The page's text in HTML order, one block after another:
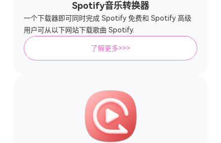
Spotify音乐转换器
一个下载器即可同时完成 Spotify 免费和 Spotify 高级
用户可从以下网站下载歌曲 Spotify.
了解更多>>>